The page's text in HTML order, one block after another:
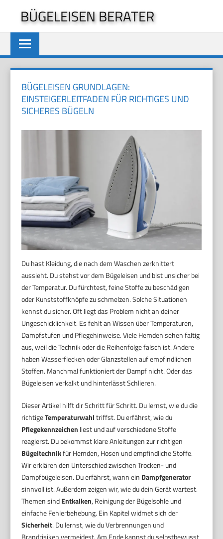
springen
BÜGELEISEN BERATER
BÜGELEISEN GRUNDLAGEN:
EINSTEIGERLEITFADEN FÜR RICHTIGES UND
SICHERES BÜGELN
Du hast Kleidung, die nach dem Waschen zerknittert
aussieht. Du stehst vor dem Bügeleisen und bist unsicher bei
der Temperatur. Du fürchtest, feine Stoffe zu beschädigen
oder Kunststoffknöpfe zu schmelzen. Solche Situationen
kennst du sicher. Oft liegt das Problem nicht an deiner
Ungeschicklichkeit. Es fehlt an Wissen über Temperaturen,
Dampfstufen und Pflegehinweise. Viele Hemden sehen faltig
aus, weil die Technik oder die Reihenfolge falsch ist. Andere
haben Wasserflecken oder Glanzstellen auf empfindlichen
Stoffen. Manchmal funktioniert der Dampf nicht. Oder das
Bügeleisen verkalkt und hinterlässt Schlieren.
Dieser Artikel hilft dir Schritt für Schritt. Du lernst, wie du die
richtigeTemperaturwahltriffst. Du erfährst, wie du
Pflegekennzeichen liest und auf verschiedene Stoffe
reagierst. Du bekommst klare Anleitungen zur richtigen
Bügeltechnikfür Hemden, Hosen und empfindliche Stoffe.
Wir erklären den Unterschied zwischen Trocken- und
Dampfbügeleisen. Du erfährst, wann ein Dampfgenerator
sinnvoll ist. Außerdem zeigen wir, wie du dein Gerät wartest.
Themen sindEntkalken, Reinigung der Bügelsohle und
einfache Fehlerbehebung. Ein Kapitel widmet sich der
Sicherheit. Du lernst, wie du Verbrennungen und
Brandrisiken vermeidest. Am Ende kannst du selbstbewusst